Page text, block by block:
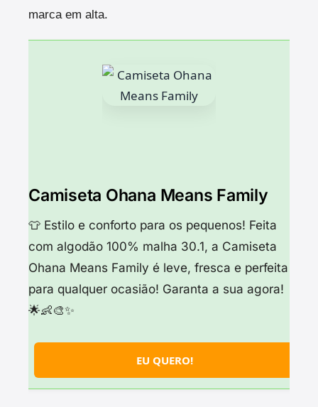
marca em alta.
Camiseta Ohana Means Family
👕 Estilo e conforto para os pequenos! Feita
com algodão 100% malha 30.1, a Camiseta
Ohana Means Family é leve, fresca e perfeita
para qualquer ocasião! Garanta a sua agora!
🌟👶🎨✨
EU QUERO!